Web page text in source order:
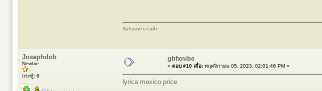
Забанить сайт
Josephdob
Newbie
กระทู้: 6
gbfxnibe
« ตอบ #10 เมื่อ: พฤศจิกายน 05, 2023, 02:01:46 PM »
lyrica mexico price